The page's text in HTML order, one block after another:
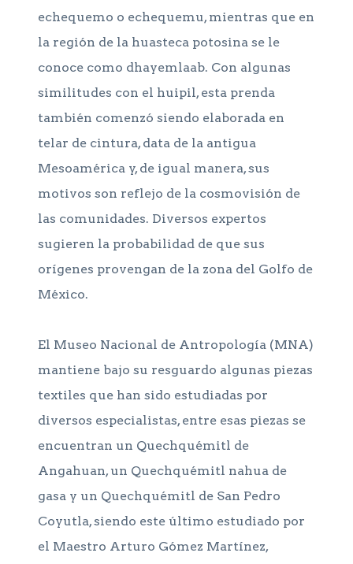
echequemo o echequemu, mientras que en
la región de la huasteca potosina se le
conoce como dhayemlaab. Con algunas
similitudes con el huipil, esta prenda
también comenzó siendo elaborada en
telar de cintura, data de la antigua
Mesoamérica y, de igual manera, sus
motivos son reflejo de la cosmovisión de
las comunidades. Diversos expertos
sugieren la probabilidad de que sus
orígenes provengan de la zona del Golfo de
México.
El Museo Nacional de Antropología (MNA)
mantiene bajo su resguardo algunas piezas
textiles que han sido estudiadas por
diversos especialistas, entre esas piezas se
encuentran un Quechquémitl de
Angahuan, un Quechquémitl nahua de
gasa y un Quechquémitl de San Pedro
Coyutla, siendo este último estudiado por
el Maestro Arturo Gómez Martínez,